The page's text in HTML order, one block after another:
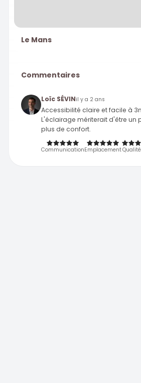
Le Mans
Commentaires
Loïc SÉVINil y a 2 ans
Accessibilité claire et facile à
L'éclairage mériterait d'être un
plus de confort.
CommunicationEmplacement